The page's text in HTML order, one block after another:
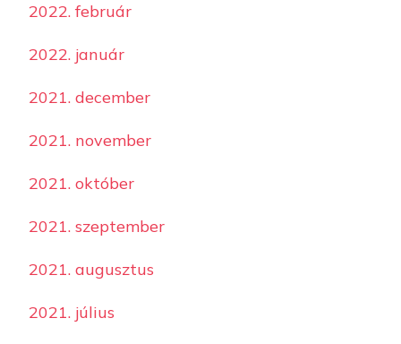
2022. február
2022. január
2021. december
2021. november
2021. október
2021. szeptember
2021. augusztus
2021. július